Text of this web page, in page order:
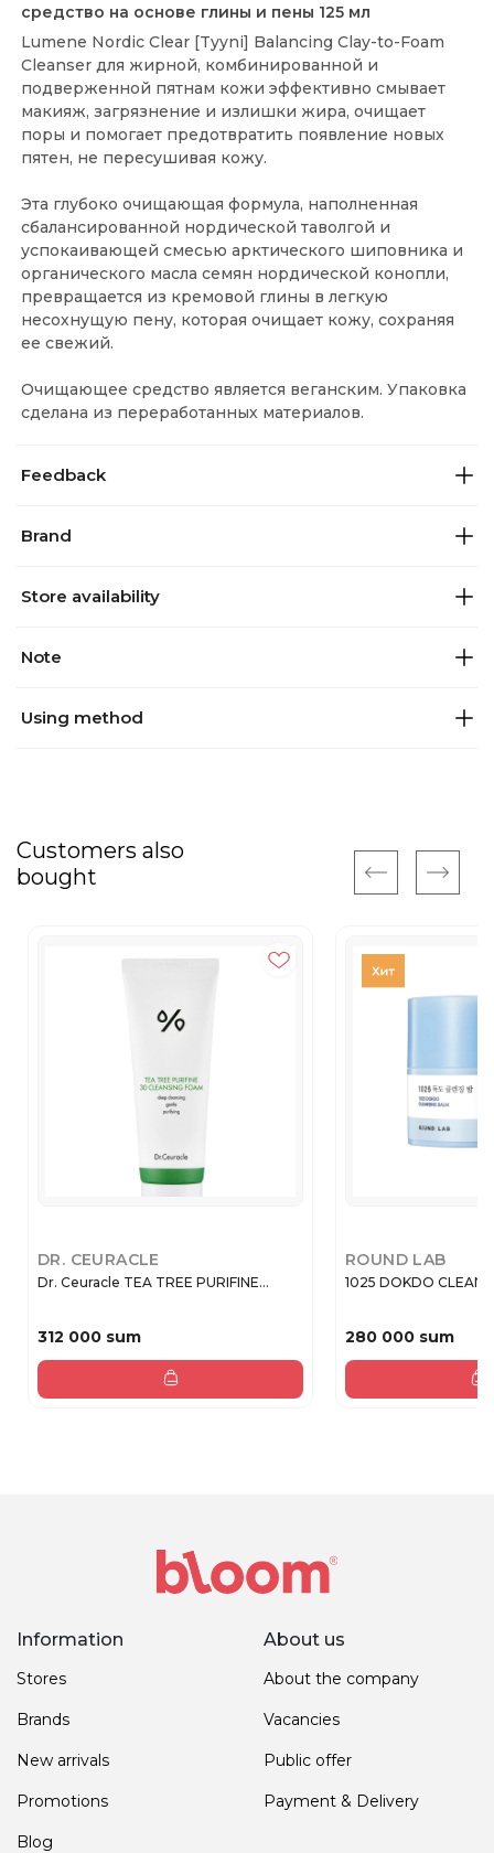
средство на основе глины и пены 125 мл
Lumene Nordic Clear [Tyyni] Balancing Clay-to-Foam
Cleanser для жирной, комбинированной и
подверженной пятнам кожи эффективно смывает
макияж, загрязнение и излишки жира, очищает
поры и помогает предотвратить появление новых
пятен, не пересушивая кожу.
Эта глубоко очищающая формула, наполненная
сбалансированной нордической таволгой и
успокаивающей смесью арктического шиповника и
органического масла семян нордической конопли,
превращается из кремовой глины в легкую
несохнущую пену, которая очищает кожу, сохраняя
ее свежий.
Очищающее средство является веганским. Упаковка
сделана из переработанных материалов.
Feedback
Brand
Store availability
Note
Using method
Customers also
bought
DR. CEURACLE
Dr. Ceuracle TEA TREE PURIFINE...
312 000 sum
ROUND LAB
1025 DOKDO
280 000 sum
Information
Stores
Brands
New arrivals
Promotions
Blog
About us
About the company
Vacancies
Public offer
Payment & Delivery